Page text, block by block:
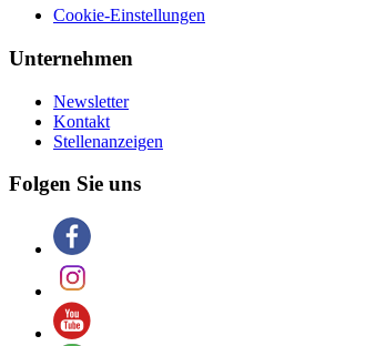
Cookie-Einstellungen
Unternehmen
Newsletter
Kontakt
Stellenanzeigen
Folgen Sie uns